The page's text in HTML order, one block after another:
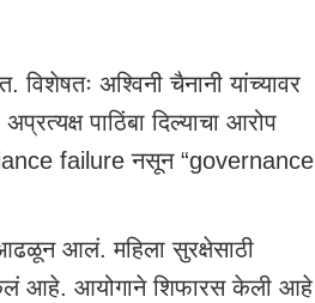
अश्विनी चैनानी यांच्यावर
पाठिंबा दिल्याचा आरोप
failure नसून “governance
आलं. महिला सुरक्षेसाठी
आहे. आयोगाने शिफारस केली आहे